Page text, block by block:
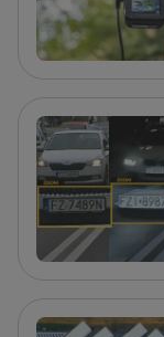
Kamery
Popularni